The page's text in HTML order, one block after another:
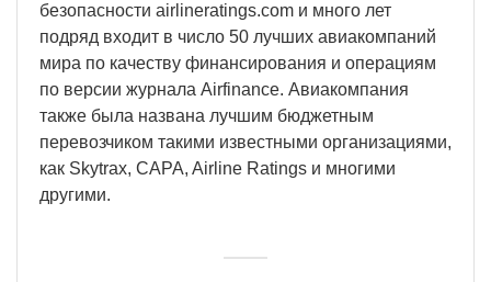
безопасности airlineratings.com и много лет
подряд входит в число 50 лучших авиакомпаний
мира по качеству финансирования и операциям
по версии журнала Airfinance. Авиакомпания
также была названа лучшим бюджетным
перевозчиком такими известными организациями,
как Skytrax, CAPA, Airline Ratings и многими
другими.